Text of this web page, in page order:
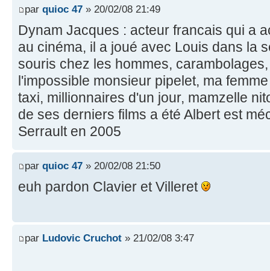
par quioc 47 » 20/02/08 21:49
Dynam Jacques : acteur francais qui a
au cinéma, il a joué avec Louis dans la
souris chez les hommes,
l'impossible monsieur pipelet, ma
taxi, millionnaires d'un jour, mamzelle
de ses derniers films a été Albert est
Serrault en 2005
par quioc 47 » 20/02/08 21:50
euh pardon Clavier et Villeret
par Ludovic Cruchot » 21/02/08 3:47